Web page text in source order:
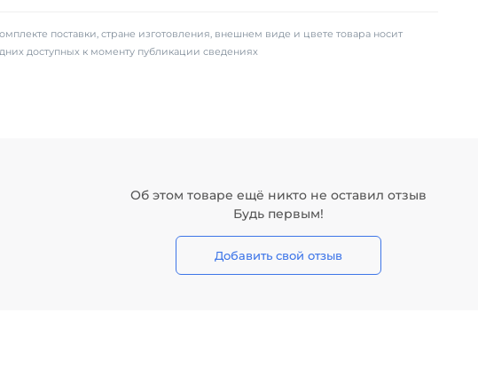
поставки, стране изготовления, внешнем виде и цвете товара носит
доступных к моменту публикации сведениях
Об этом товаре ещё никто не оставил отзыв
Будь первым!
Добавить свой отзыв